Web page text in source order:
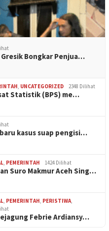
Bongkar Penjua…
, UNCATEGORIZED 2348 Dilihat
Statistik (BPS) me…
kasus suap pengisi…
, PEMERINTAH 1424 Dilihat
Suro Makmur Aceh Sing…
, PEMERINTAH, PERISTIWA,
Febrie Ardiansy…